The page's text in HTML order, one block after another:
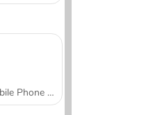
Mobile Phone Case Design & DIY